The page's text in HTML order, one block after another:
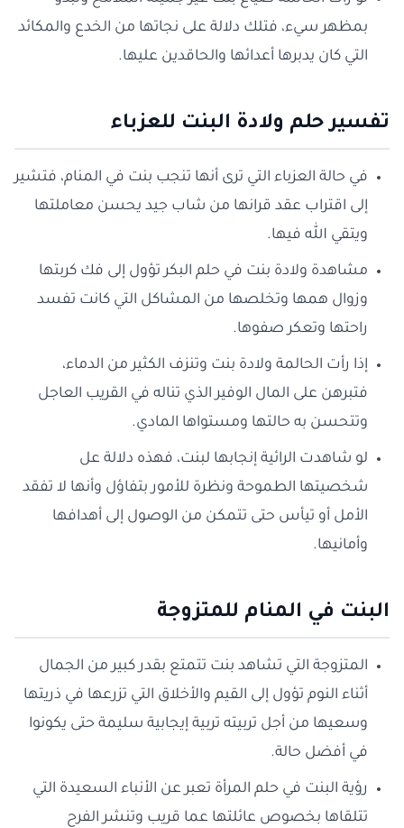
بمظهر سيء، فتلك دلالة على نجاتها من الخدع والمكائد
التي كان يدبرها أعدائها والحاقدين عليها.
تفسير حلم ولادة البنت للعزباء
في حالة العزباء التي ترى أنها تنجب بنت في المنام، فتشير
إلى اقتراب عقد قرانها من شاب جيد يحسن معاملتها
ويتقي الله فيها.
مشاهدة ولادة بنت في حلم البكر تؤول إلى فك كربتها
وزوال همها وتخلصها من المشاكل التي كانت تفسد
راحتها وتعكر صفوها.
إذا رأت الحالمة ولادة بنت وتنزف الكثير من الدماء،
فتبرهن على المال الوفير الذي تناله في القريب العاجل
وتتحسن به حالتها ومستواها المادي.
لو شاهدت الرائية إنجابها لبنت، فهذه دلالة عل
شخصيتها الطموحة ونظرة للأمور بتفاؤل وأنها لا تفقد
الأمل أو تيأس حتى تتمكن من الوصول إلى أهدافها
وأمانيها.
البنت في المنام للمتزوجة
المتزوجة التي تشاهد بنت تتمتع بقدر كبير من الجمال
أثناء النوم تؤول إلى القيم والأخلاق التي تزرعها في ذريتها
وسعيها من أجل تربيته تربية إيجابية سليمة حتى يكونوا
في أفضل حالة.
رؤية البنت في حلم المرأة تعبر عن الأنباء السعيدة التي
تتلقاها بخصوص عائلتها عما قريب وتنشر الفرح